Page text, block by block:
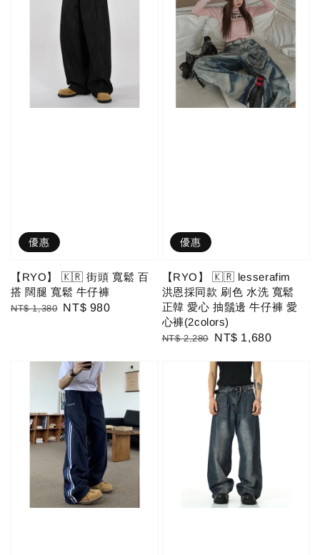
優惠
【RYO】 🇰🇷 街頭 寬鬆 百
搭 闊腿 寬鬆 牛仔褲
Regular
NT$ 1,380 Sale
NT$ 980
優惠
【RYO】 🇰🇷 lesserafim
洪恩採同款 刷色 水洗 寬鬆
正韓 愛心 抽鬚邊 牛仔褲 愛
心褲(2colors)
Regular
NT$ 2,280
Sale
NT$ 1,680